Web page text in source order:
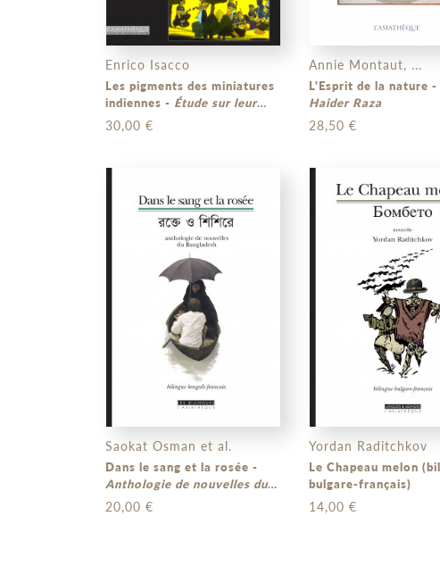
Enrico Isacco
Les pigments des miniatures
indiennes - Étude sur leur
usage par une méthode
photographique
30,00 €
Annie Montaut, ...
L'Esprit de la nature -
Haider Raza
28,50 €
Saokat Osman et al.
Dans le sang et la rosée -
Anthologie de nouvelles du
Bangladesh
français)
20,00 €
Yordan Raditchkov
Le Chapeau melon (bilingue
bulgare-français)
14,00 €